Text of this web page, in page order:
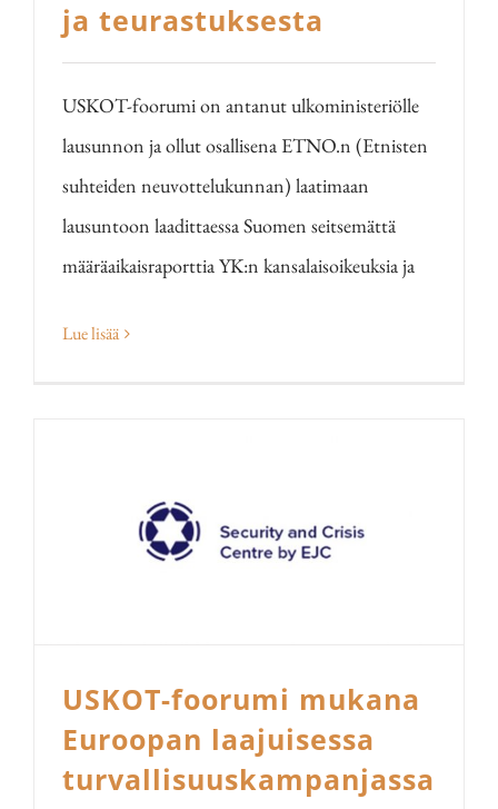
ja teurastuksesta
USKOT-foorumi on antanut ulkoministeriölle
lausunnon ja ollut osallisena ETNO.n (Etnisten
suhteiden neuvottelukunnan) laatimaan
lausuntoon laadittaessa Suomen seitsemättä
määräaikaisraporttia YK:n kansalaisoikeuksia ja
Lue lisää
USKOT-foorumi mukana
Euroopan laajuisessa
turvallisuuskampanjassa